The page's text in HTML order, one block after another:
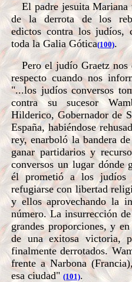
El padre jesuita Mariana
de la derrota de los
edictos contra los judíos,
toda la Galia Gótica(100).
Pero el judío Graetz nos
respecto cuando nos
"...los judíos conversos
contra su sucesor
Hilderico, Gobernador de
España, habiéndose
rey, enarboló la bandera
ganar partidarios y
conversos un lugar dónde
él prometió a los judíos
refugiarse con libertad
y ellos aprovechando la
número. La insurrección
grandes proporciones, y
de una exitosa victoria,
finalmente derrotados.
frente a Narbona
esa ciudad" (101).